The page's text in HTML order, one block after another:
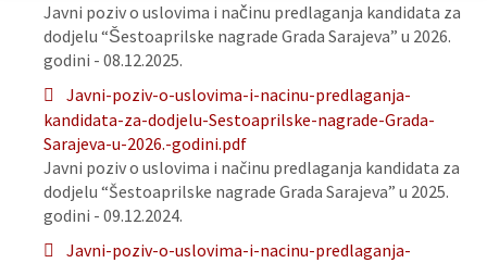
Javni poziv o uslovima i načinu predlaganja kandidata za
dodjelu “Šestoaprilske nagrade Grada Sarajeva” u 2026.
godini - 08.12.2025.
Javni-poziv-o-uslovima-i-nacinu-predlaganja-
kandidata-za-dodjelu-Sestoaprilske-nagrade-Grada-
Sarajeva-u-2026.-godini.pdf
Javni poziv o uslovima i načinu predlaganja kandidata za
dodjelu “Šestoaprilske nagrade Grada Sarajeva” u 2025.
godini - 09.12.2024.
Javni-poziv-o-uslovima-i-nacinu-predlaganja-